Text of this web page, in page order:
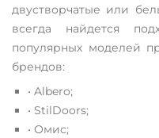
двустворчатые или
всегда найдется
популярных моделей
брендов:
• Albero;
• StilDoors;
• Омис;